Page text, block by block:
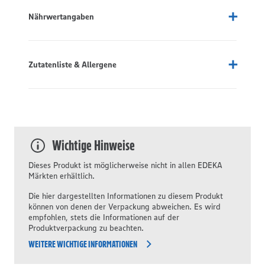
Nährwertangaben
Zutatenliste & Allergene
Wichtige Hinweise
Dieses Produkt ist möglicherweise nicht in allen EDEKA
Märkten erhältlich.
Die hier dargestellten Informationen zu diesem Produkt
können von denen der Verpackung abweichen. Es wird
empfohlen, stets die Informationen auf der
Produktverpackung zu beachten.
WEITERE WICHTIGE INFORMATIONEN